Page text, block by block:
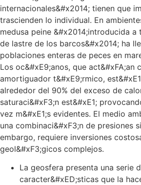
internacionales&#x2014; tienen que
trascienden lo individual. En
medusa peine &#x2014;introducida a
de lastre de los barcos&#x2014; ha
poblaciones enteras de peces en
Los oc&#xE9;anos, que act&#xFA;an
amortiguador t&#xE9;rmico,
alrededor del 90% del exceso de
saturaci&#xF3;n est&#xE1;
vez m&#xE1;s evidentes. El medio
una combinaci&#xF3;n de presiones
embargo, requiere inversiones
geol&#xF3;gicos complejos.
La geosfera presenta una serie
caracter&#xED;sticas que la